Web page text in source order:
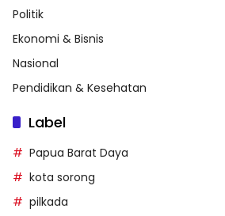
Politik
Ekonomi & Bisnis
Nasional
Pendidikan & Kesehatan
Label
Papua Barat Daya
kota sorong
pilkada